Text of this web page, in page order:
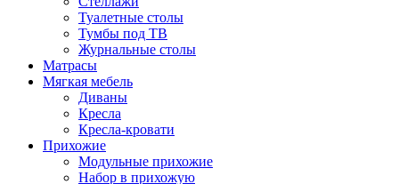
Туалетные столы
Тумбы под ТВ
Журнальные столы
Матрасы
Мягкая мебель
Диваны
Кресла
Кресла-кровати
Прихожие
Модульные прихожие
Набор в прихожую